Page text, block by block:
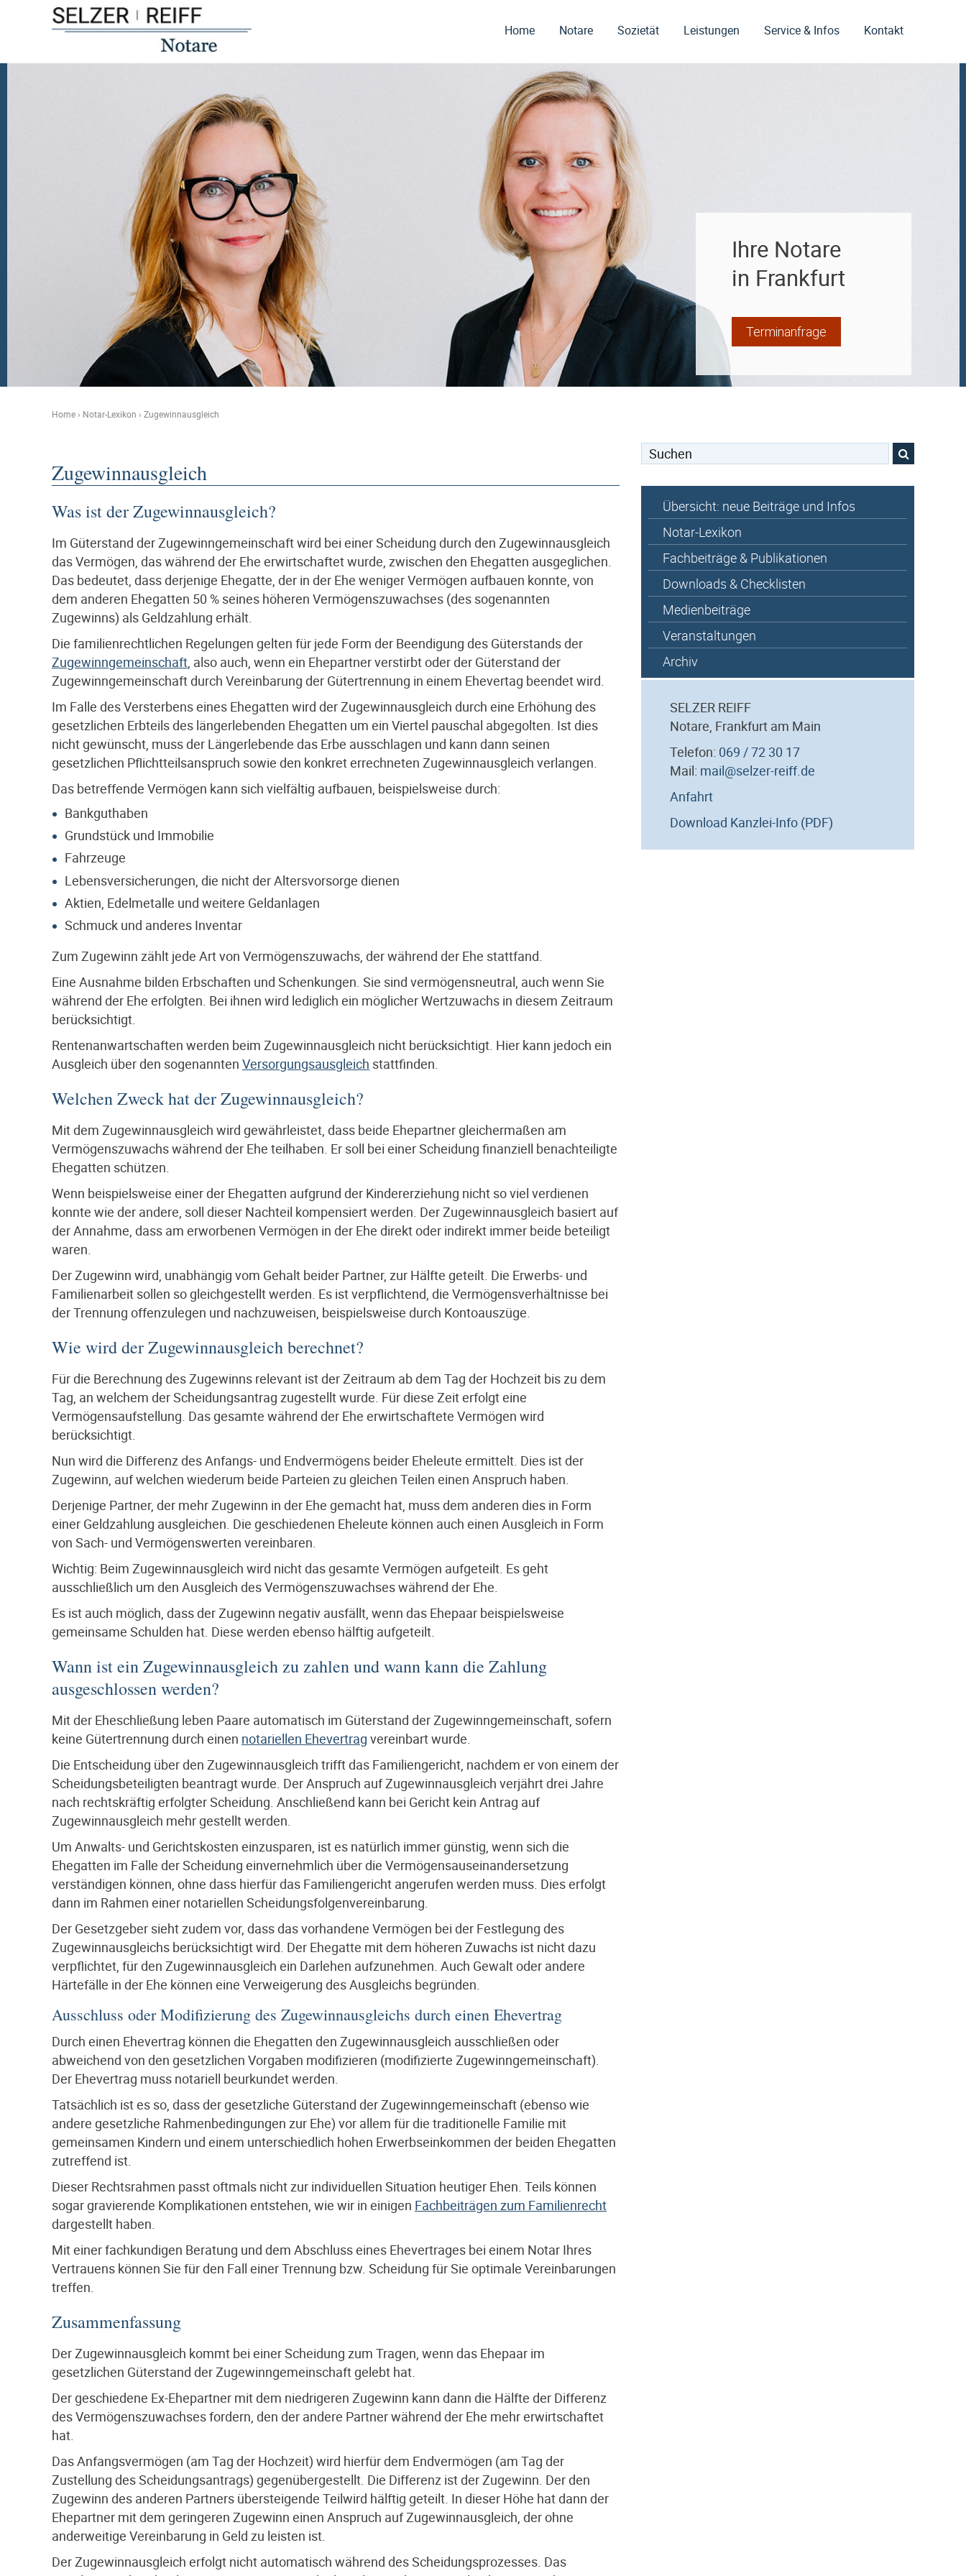
Home Notare Sozietät Leistungen Service & Infos Kontakt
Ihre Notare
in Frankfurt
Terminanfrage
Home › Notar-Lexikon › Zugewinnausgleich
Zugewinnausgleich
Was ist der Zugewinnausgleich?
Im Güterstand der Zugewinngemeinschaft wird bei einer Scheidung durch den Zugewinnausgleich
das Vermögen, das während der Ehe erwirtschaftet wurde, zwischen den Ehegatten ausgeglichen.
Das bedeutet, dass derjenige Ehegatte, der in der Ehe weniger Vermögen aufbauen konnte, von
dem anderen Ehegatten 50 % seines höheren Vermögenszuwachses (des sogenannten
Zugewinns) als Geldzahlung erhält.
Die familienrechtlichen Regelungen gelten für jede Form der Beendigung des Güterstands der
Zugewinngemeinschaft, also auch, wenn ein Ehepartner verstirbt oder der Güterstand der
Zugewinngemeinschaft durch Vereinbarung der Gütertrennung in einem Ehevertag beendet wird.
Im Falle des Versterbens eines Ehegatten wird der Zugewinnausgleich durch eine Erhöhung des
gesetzlichen Erbteils des längerlebenden Ehegatten um ein Viertel pauschal abgegolten. Ist dies
nicht gewünscht, muss der Längerlebende das Erbe ausschlagen und kann dann seinen
gesetzlichen Pflichtteilsanspruch sowie den konkret errechneten Zugewinnausgleich verlangen.
Das betreffende Vermögen kann sich vielfältig aufbauen, beispielsweise durch:
Bankguthaben
Grundstück und Immobilie
Fahrzeuge
Lebensversicherungen, die nicht der Altersvorsorge dienen
Aktien, Edelmetalle und weitere Geldanlagen
Schmuck und anderes Inventar
Zum Zugewinn zählt jede Art von Vermögenszuwachs, der während der Ehe stattfand.
Eine Ausnahme bilden Erbschaften und Schenkungen. Sie sind vermögensneutral, auch wenn Sie
während der Ehe erfolgten. Bei ihnen wird lediglich ein möglicher Wertzuwachs in diesem Zeitraum
berücksichtigt.
Rentenanwartschaften werden beim Zugewinnausgleich nicht berücksichtigt. Hier kann jedoch ein
Ausgleich über den sogenannten Versorgungsausgleich stattfinden.
Welchen Zweck hat der Zugewinnausgleich?
Mit dem Zugewinnausgleich wird gewährleistet, dass beide Ehepartner gleichermaßen am
Vermögenszuwachs während der Ehe teilhaben. Er soll bei einer Scheidung finanziell benachteiligte
Ehegatten schützen.
Wenn beispielsweise einer der Ehegatten aufgrund der Kindererziehung nicht so viel verdienen
konnte wie der andere, soll dieser Nachteil kompensiert werden. Der Zugewinnausgleich basiert auf
der Annahme, dass am erworbenen Vermögen in der Ehe direkt oder indirekt immer beide beteiligt
waren.
Der Zugewinn wird, unabhängig vom Gehalt beider Partner, zur Hälfte geteilt. Die Erwerbs- und
Familienarbeit sollen so gleichgestellt werden. Es ist verpflichtend, die Vermögensverhältnisse bei
der Trennung offenzulegen und nachzuweisen, beispielsweise durch Kontoauszüge.
Wie wird der Zugewinnausgleich berechnet?
Für die Berechnung des Zugewinns relevant ist der Zeitraum ab dem Tag der Hochzeit bis zu dem
Tag, an welchem der Scheidungsantrag zugestellt wurde. Für diese Zeit erfolgt eine
Vermögensaufstellung. Das gesamte während der Ehe erwirtschaftete Vermögen wird
berücksichtigt.
Nun wird die Differenz des Anfangs- und Endvermögens beider Eheleute ermittelt. Dies ist der
Zugewinn, auf welchen wiederum beide Parteien zu gleichen Teilen einen Anspruch haben.
Derjenige Partner, der mehr Zugewinn in der Ehe gemacht hat, muss dem anderen dies in Form
einer Geldzahlung ausgleichen. Die geschiedenen Eheleute können auch einen Ausgleich in Form
von Sach- und Vermögenswerten vereinbaren.
Wichtig: Beim Zugewinnausgleich wird nicht das gesamte Vermögen aufgeteilt. Es geht
ausschließlich um den Ausgleich des Vermögenszuwachses während der Ehe.
Es ist auch möglich, dass der Zugewinn negativ ausfällt, wenn das Ehepaar beispielsweise
gemeinsame Schulden hat. Diese werden ebenso hälftig aufgeteilt.
Wann ist ein Zugewinnausgleich zu zahlen und wann kann die Zahlung
ausgeschlossen werden?
Mit der Eheschließung leben Paare automatisch im Güterstand der Zugewinngemeinschaft, sofern
keine Gütertrennung durch einen notariellen Ehevertrag vereinbart wurde.
Die Entscheidung über den Zugewinnausgleich trifft das Familiengericht, nachdem er von einem der
Scheidungsbeteiligten beantragt wurde. Der Anspruch auf Zugewinnausgleich verjährt drei Jahre
nach rechtskräftig erfolgter Scheidung. Anschließend kann bei Gericht kein Antrag auf
Zugewinnausgleich mehr gestellt werden.
Um Anwalts- und Gerichtskosten einzusparen, ist es natürlich immer günstig, wenn sich die
Ehegatten im Falle der Scheidung einvernehmlich über die Vermögensauseinandersetzung
verständigen können, ohne dass hierfür das Familiengericht angerufen werden muss. Dies erfolgt
dann im Rahmen einer notariellen Scheidungsfolgenvereinbarung.
Der Gesetzgeber sieht zudem vor, dass das vorhandene Vermögen bei der Festlegung des
Zugewinnausgleichs berücksichtigt wird. Der Ehegatte mit dem höheren Zuwachs ist nicht dazu
verpflichtet, für den Zugewinnausgleich ein Darlehen aufzunehmen. Auch Gewalt oder andere
Härtefälle in der Ehe können eine Verweigerung des Ausgleichs begründen.
Ausschluss oder Modifizierung des Zugewinnausgleichs durch einen Ehevertrag
Durch einen Ehevertrag können die Ehegatten den Zugewinnausgleich ausschließen oder
abweichend von den gesetzlichen Vorgaben modifizieren (modifizierte Zugewinngemeinschaft).
Der Ehevertrag muss notariell beurkundet werden.
Tatsächlich ist es so, dass der gesetzliche Güterstand der Zugewinngemeinschaft (ebenso wie
andere gesetzliche Rahmenbedingungen zur Ehe) vor allem für die traditionelle Familie mit
gemeinsamen Kindern und einem unterschiedlich hohen Erwerbseinkommen der beiden Ehegatten
zutreffend ist.
Dieser Rechtsrahmen passt oftmals nicht zur individuellen Situation heutiger Ehen. Teils können
sogar gravierende Komplikationen entstehen, wie wir in einigen Fachbeiträgen zum Familienrecht
dargestellt haben.
Mit einer fachkundigen Beratung und dem Abschluss eines Ehevertrages bei einem Notar Ihres
Vertrauens können Sie für den Fall einer Trennung bzw. Scheidung für Sie optimale Vereinbarungen
treffen.
Zusammenfassung
Der Zugewinnausgleich kommt bei einer Scheidung zum Tragen, wenn das Ehepaar im
gesetzlichen Güterstand der Zugewinngemeinschaft gelebt hat.
Der geschiedene Ex-Ehepartner mit dem niedrigeren Zugewinn kann dann die Hälfte der Differenz
des Vermögenszuwachses fordern, den der andere Partner während der Ehe mehr erwirtschaftet
hat.
Das Anfangsvermögen (am Tag der Hochzeit) wird hierfür dem Endvermögen (am Tag der
Zustellung des Scheidungsantrags) gegenübergestellt. Die Differenz ist der Zugewinn. Der den
Zugewinn des anderen Partners übersteigende Teilwird hälftig geteilt. In dieser Höhe hat dann der
Ehepartner mit dem geringeren Zugewinn einen Anspruch auf Zugewinnausgleich, der ohne
anderweitige Vereinbarung in Geld zu leisten ist.
Der Zugewinnausgleich erfolgt nicht automatisch während des Scheidungsprozesses. Das
Suchen
Übersicht: neue Beiträge und Infos
Notar-Lexikon
Fachbeiträge & Publikationen
Downloads & Checklisten
Medienbeiträge
Veranstaltungen
Archiv
SELZER REIFF
Notare, Frankfurt am Main
Telefon: 069 / 72 30 17
Mail: mail@selzer-reiff.de
Anfahrt
Download Kanzlei-Info (PDF)